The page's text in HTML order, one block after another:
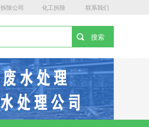
拆除公司 化工拆除 联系我们